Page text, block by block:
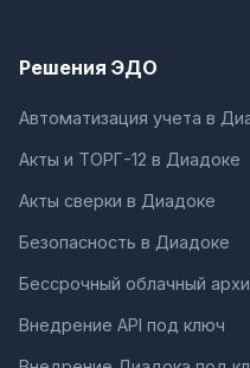
Решения ЭДО
Автоматизация учета в
Акты и ТОРГ-12 в Диадоке
Акты сверки в Диадоке
Безопасность в Диадоке
Бессрочный облачный
Внедрение API под ключ